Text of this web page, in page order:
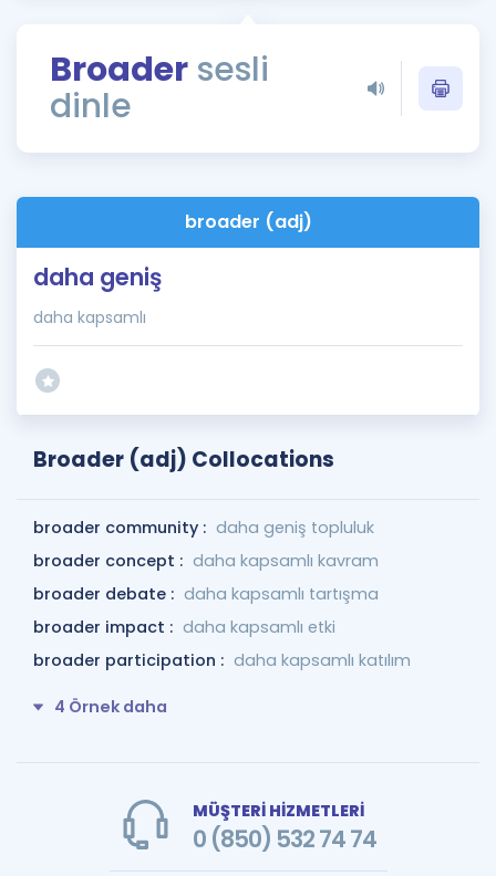
Rehberlik Aracı
ÖSYM Sınav Takvimi
İngilizce Gramer
Broader sesli
dinle
broader (adj)
daha geniş
daha kapsamlı
Broader (adj) Collocations
broader community : daha geniş topluluk
broader concept : daha kapsamlı kavram
broader debate : daha kapsamlı tartışma
broader impact : daha kapsamlı etki
broader participation : daha kapsamlı katılım
4 Örnek daha
MÜŞTERİ HİZMETLERİ
0 (850) 532 74 74